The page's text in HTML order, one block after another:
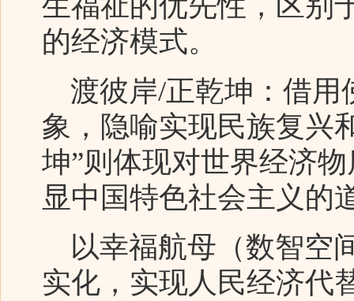
的经济模式。
渡彼岸/正乾坤：借用
象，隐喻实现民族复兴
坤”则体现对世界经济
显中国特色社会主义的
以幸福航母（数智空
实化，实现人民经济代